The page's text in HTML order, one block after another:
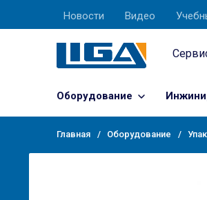
Новости Видео
Оборудование
Главная Оборудование